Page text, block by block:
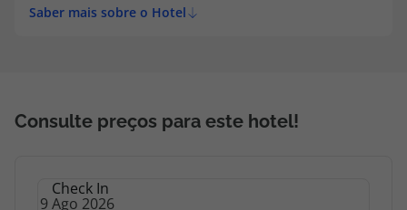
Saber mais sobre o Hotel
Consulte preços para este hotel!
Check In